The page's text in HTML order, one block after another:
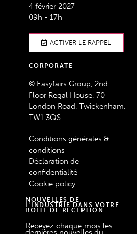
4 février 2027
09h - 17h
ACTIVER LE RAPPEL
CORPORATE
© Easyfairs Group, 2nd
Floor Regal House, 70
London Road, Twickenham,
TW1 3QS
Conditions générales &
conditions
Déclaration de
confidentialité
Cookie policy
NOUVELLES DE
L'INDUSTRIE DANS VOTRE
BOÎTE DE RÉCEPTION
Recevez chaque mois les